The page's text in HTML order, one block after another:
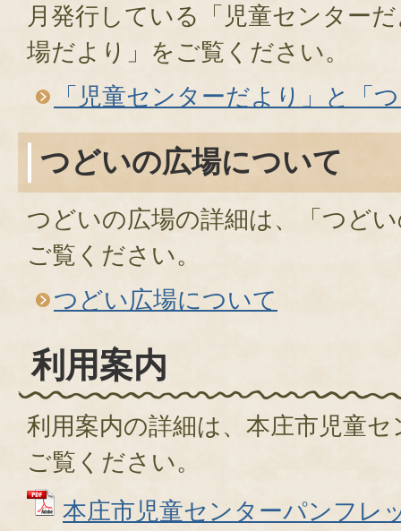
月発行している「児童センター
場だより」をご覧ください。
「児童センターだより」と「
つどいの広場について
つどいの広場の詳細は、「つど
ご覧ください。
つどい広場について
利用案内
利用案内の詳細は、本庄市児童
ご覧ください。
本庄市児童センターパンフレ